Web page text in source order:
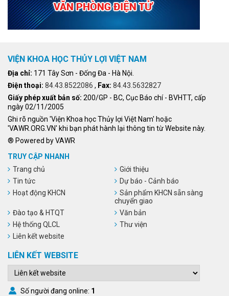
VIỆN KHOA HỌC THỦY LỢI VIỆT NAM
Địa chỉ: 171 Tây Sơn - Đống Đa - Hà Nội.
Điện thoại: 84.43.8522086 , Fax: 84.43.5632827
Giấy phép xuất bản số: 200/GP - BC, Cục Báo chí - BVHTT, cấp
ngày 02/11/2005
Ghi rõ nguồn 'Viện Khoa học Thủy lợi Việt Nam' hoặc
'VAWR.ORG.VN' khi bạn phát hành lại thông tin từ Website này.
® Powered by VAWR
TRUY CẬP NHANH
Trang chủ
Giới thiệu
Tin tức
Dự báo - Cảnh báo
Hoạt động KHCN
Sản phẩm KHCN sẵn sàng
chuyển giao
Đào tạo & HTQT
Văn bản
Hệ thống QLCL
Thư viện
Liên kết website
LIÊN KẾT WEBSITE
Số người đang online: 1